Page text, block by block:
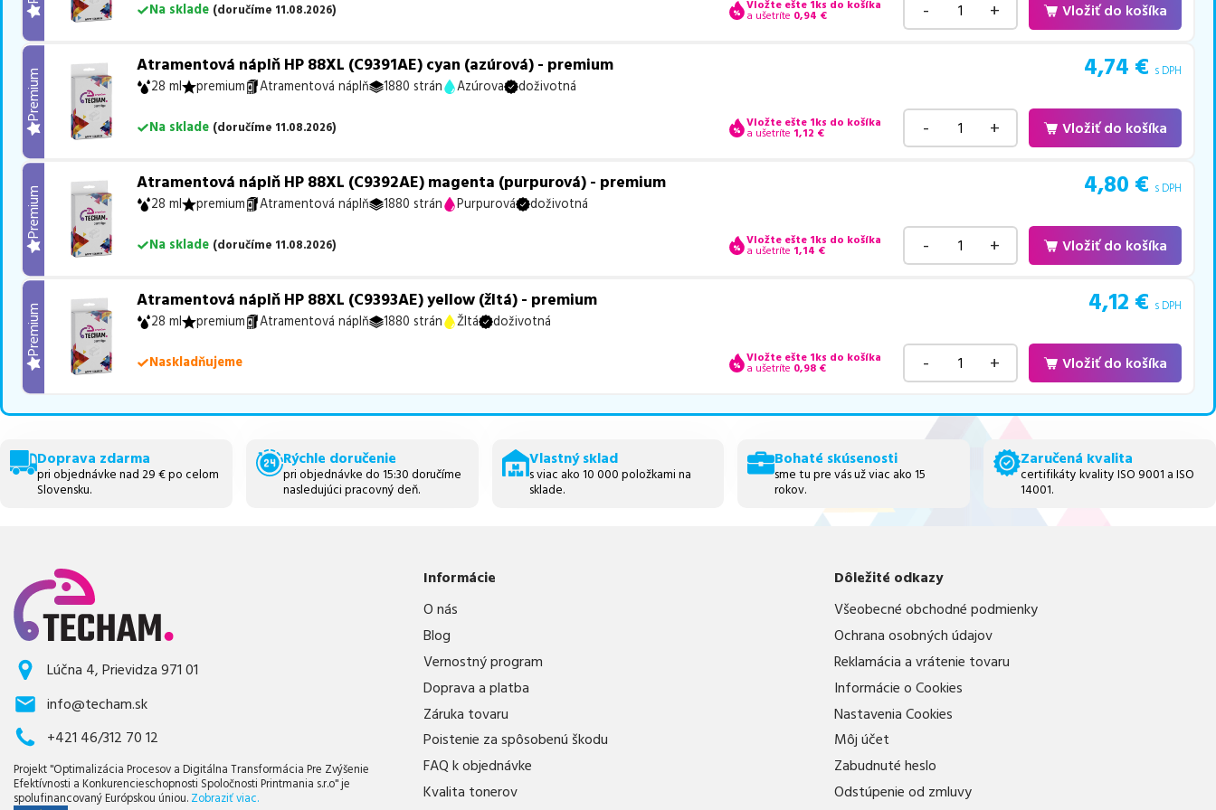
Na sklade (doručíme 11.08.2026) Vložte ešte 1ks do košíka
a ušetríte 0,94 € - + Vložiť do košíka
Premium
Atramentová náplň HP 88XL (C9391AE) cyan (azúrová) - premium 4,74 € s DPH
28 ml premium Atramentová náplň 1880 strán Azúrova doživotná
Na sklade (doručíme 11.08.2026) Vložte ešte 1ks do košíka
a ušetríte 1,12 € - + Vložiť do košíka
Premium
Atramentová náplň HP 88XL (C9392AE) magenta (purpurová) - premium 4,80 € s DPH
28 ml premium Atramentová náplň 1880 strán Purpurová doživotná
Na sklade (doručíme 11.08.2026) Vložte ešte 1ks do košíka
a ušetríte 1,14 € - + Vložiť do košíka
Premium
Atramentová náplň HP 88XL (C9393AE) yellow (žltá) - premium 4,12 € s DPH
28 ml premium Atramentová náplň 1880 strán Žltá doživotná
Naskladňujeme Vložte ešte 1ks do košíka
a ušetríte 0,98 € - + Vložiť do košíka
Doprava zdarma
pri objednávke nad 29 € po celom
Slovensku.
Rýchle doručenie
pri objednávke do 15:30 doručíme
nasledujúci pracovný deň.
Vlastný sklad
s viac ako 10 000 položkami na
sklade.
Bohaté skúsenosti
sme tu pre vás už viac ako 15
rokov.
Zaručená kvalita
certifikáty kvality ISO 9001 a ISO
14001.
Lúčna 4, Prievidza 971 01
info@techam.sk
+421 46/312 70 12
Projekt "Optimalizácia Procesov a Digitálna Transformácia Pre Zvýšenie
Efektívnosti a Konkurencieschopnosti Spoločnosti Printmania s.r.o" je
spolufinancovaný Európskou úniou. Zobraziť viac.
Informácie
O nás
Blog
Vernostný program
Doprava a platba
Záruka tovaru
Poistenie za spôsobenú škodu
FAQ k objednávke
Kvalita tonerov
Dôležité odkazy
Všeobecné obchodné podmienky
Ochrana osobných údajov
Reklamácia a vrátenie tovaru
Informácie o Cookies
Nastavenia Cookies
Môj účet
Zabudnuté heslo
Odstúpenie od zmluvy